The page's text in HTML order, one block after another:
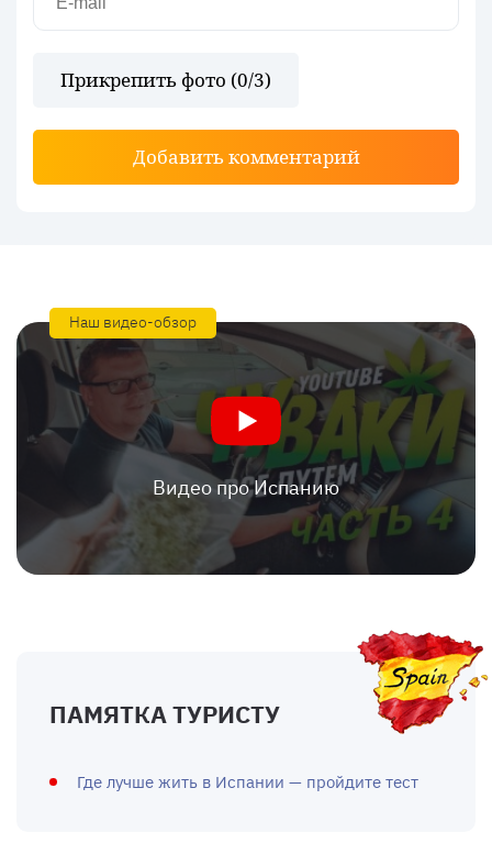
Прикрепить фото (0/3)
Добавить комментарий
Наш видео-обзор
Видео про Испанию
ПАМЯТКА ТУРИСТУ
Где лучше жить в Испании — пройдите тест